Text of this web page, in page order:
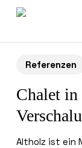
Skip
Referenzen
Chalet in
Altholz ist ein